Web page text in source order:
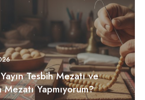
Tesbih Mezatı ve
Yapmıyorum?